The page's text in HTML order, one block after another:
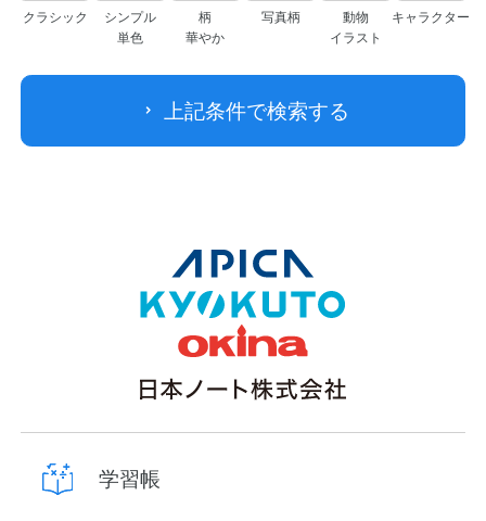
クラシック
シンプル
単色
柄
華やか
写真柄
動物
イラスト
キャラクター
上記条件で検索する
学習帳